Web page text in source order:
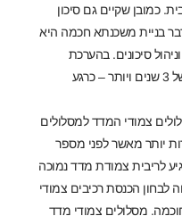
כמובן שקיים גם סיכון
בניית משכנתא חכמה היא
סיכונים. בהערכת
ההסתברות לעלייה על פני ירידה לטווח של 3 שנים ויותר – כרגע
צמודי המדד למסלולים
יותר מאשר לפני מספר
לריבית צמודת מדד נמוכה
הכנסת רכיבים צמודי
מסלולים צמודי מדד